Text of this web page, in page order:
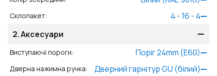
Склопакет:
4 - 16 - 4
2.Аксесуари
Виступаючі пороги: Поріг 24mm (E60)
Дверна нажимна ручка: Дверний гарнітур GU (білий)